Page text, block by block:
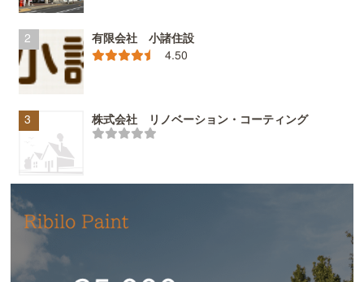
有限会社 小諸住設
4.50
株式会社 リノベーション・コーティング